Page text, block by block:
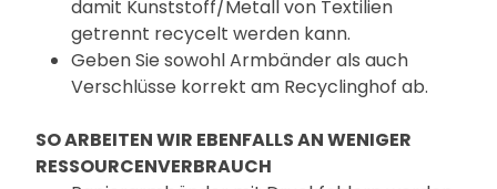
damit Kunststoff/Metall von Textilien
getrennt recycelt werden kann.
Geben Sie sowohl Armbänder als auch
Verschlüsse korrekt am Recyclinghof ab.
SO ARBEITEN WIR EBENFALLS AN WENIGER
RESSOURCENVERBRAUCH